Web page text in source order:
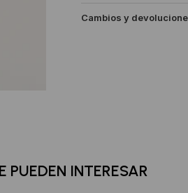
Cambios y
PUEDEN INTERESAR